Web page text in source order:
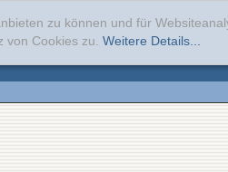
zu können und für
von Cookies zu. Weitere Details...